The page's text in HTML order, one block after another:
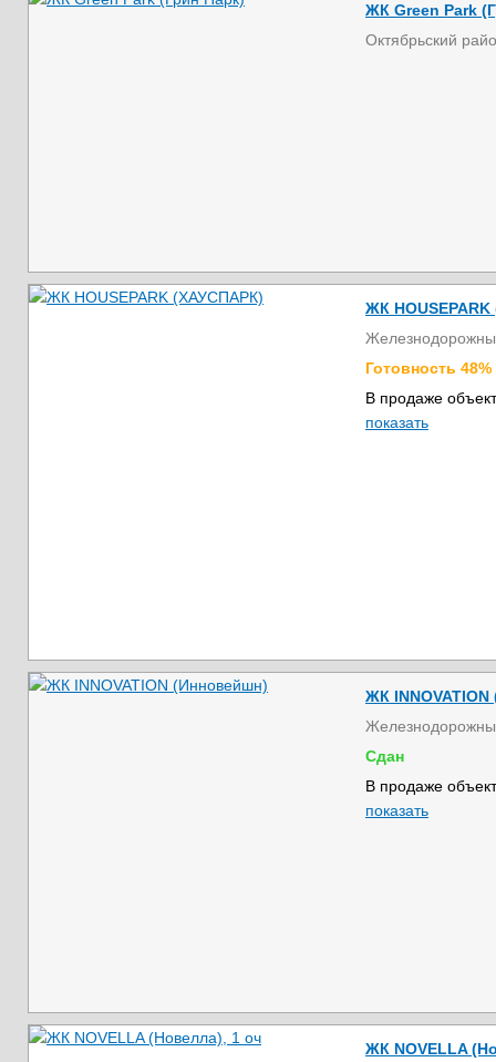
ЖК Green Park
Октябрьский
ЖК
Готовность 48%
В продаже
показать
ЖК
Сдан
В продаже
показать
ЖК NOVELLA